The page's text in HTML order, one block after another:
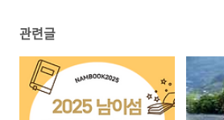
관련글